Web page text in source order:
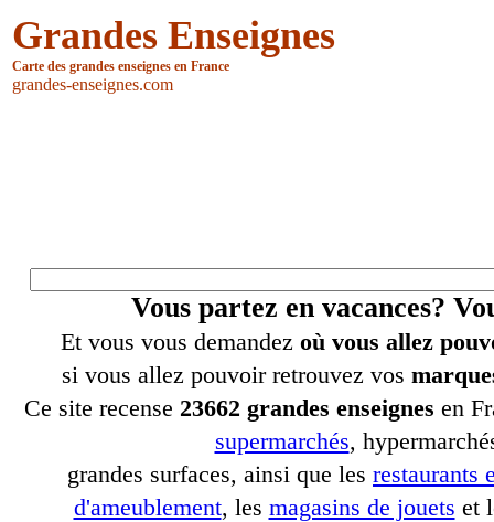
Grandes Enseignes
Carte des grandes enseignes en France
grandes-enseignes.com
Vous partez en vacances?
Et vous vous demandez où vous allez
si vous allez pouvoir retrouvez vos
Ce site recense 23662 grandes enseignes en
supermarchés,
grandes surfaces, ainsi que les restaurants
d'ameublement, les magasins de jouets et